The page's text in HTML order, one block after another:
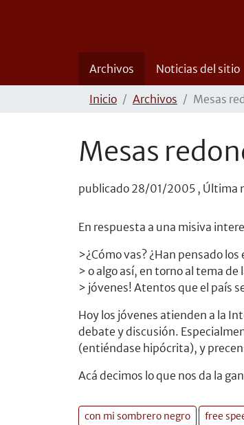
Archivos Noticias del sitio
Inicio
Archivos Mesas
Mesas
publicado 28/01/2005 , Última
En respuesta a una misiva
>¿Cómo vas? ¿Han pensado
> o algo así, en torno al tema de
> jóvenes! Atentos que el país
Hoy los jóvenes atienden a la
debate y discusión.
(entiéndase hipócrita), y
Acá decimos lo que nos da la
con mi sombrero negro free